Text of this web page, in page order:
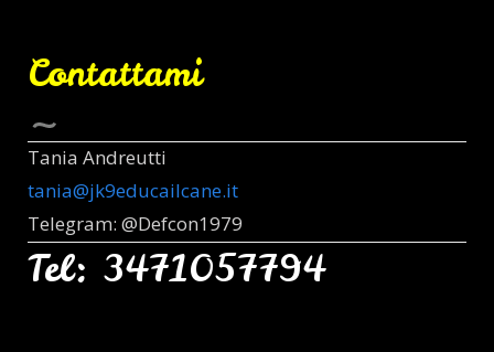
Contattami
Tania Andreutti
tania@jk9educailcane.it
Telegram: @Defcon1979
Tel: 3471057794